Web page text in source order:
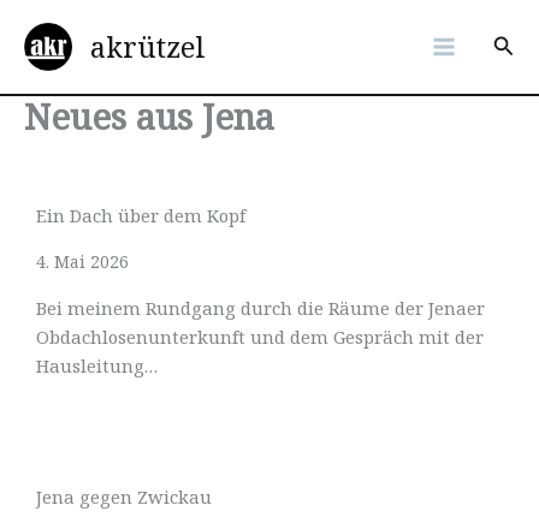
Inhalt
springen
akrützel
Neues aus Jena
Ein Dach über dem Kopf
4. Mai 2026
Bei meinem Rundgang durch die Räume der Jenaer
Obdachlosenunterkunft und dem Gespräch mit der
Hausleitung…
Jena gegen Zwickau